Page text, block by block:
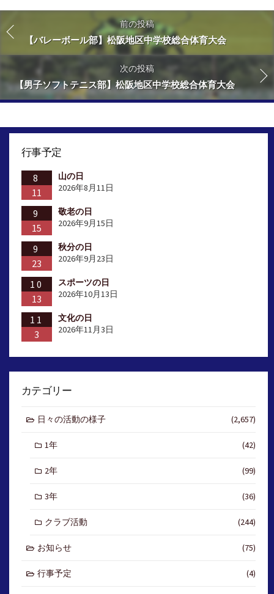
前の投稿
【バレーボール部】松阪地区中学校総合体育大会
次の投稿
【男子ソフトテニス部】松阪地区中学校総合体育大会
行事予定
8
11
山の日
2026年8月11日
9
15
敬老の日
2026年9月15日
9
23
秋分の日
2026年9月23日
10
13
スポーツの日
2026年10月13日
11
3
文化の日
2026年11月3日
カテゴリー
日々の活動の様子 (2,657)
1年 (42)
2年 (99)
3年 (36)
クラブ活動 (244)
お知らせ (75)
行事予定 (4)